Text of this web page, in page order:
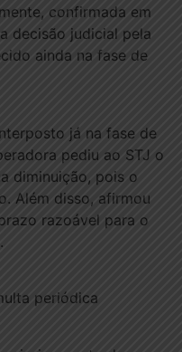
confirmada em
decisão judicial pela
ainda na fase de
já na fase de
pediu ao STJ o
diminuição, pois o
Além disso, afirmou
razoável para o
periódica